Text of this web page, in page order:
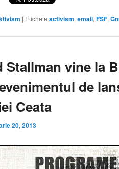
| Etichete activism, email, FSF,
Stallman vine la
de
Ceata
20, 2013